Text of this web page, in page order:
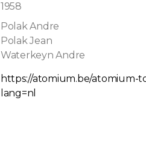
1958
Polak Andre
Polak Jean
Waterkeyn Andre
https://atomium.be/atomium-
lang=nl